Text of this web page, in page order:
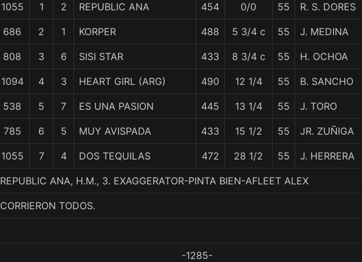
1055 1 2 REPUBLIC ANA 454 0/0 55 R. S. DORES
686 2 1 KORPER 488 5 3/4 c 55 J. MEDINA
808 3 6 SISI STAR 433 8 3/4 c 55 H. OCHOA
1094 4 3 HEART GIRL (ARG) 490 12 1/4 55 B. SANCHO
538 5 7 ES UNA PASION 445 13 1/4 55 J. TORO
785 6 5 MUY AVISPADA 433 15 1/2 55 JR. ZUÑIGA
1055 7 4 DOS TEQUILAS 472 28 1/2 55 J. HERRERA
REPUBLIC ANA, H.M., 3. EXAGGERATOR-PINTA BIEN-AFLEET ALEX
CORRIERON TODOS.
-1285-